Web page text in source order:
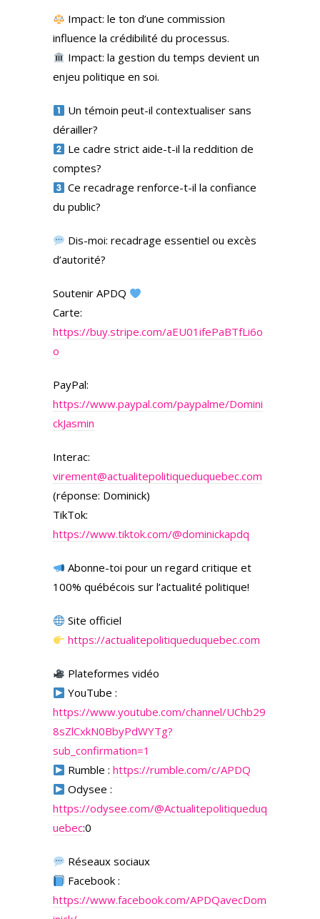
Impact: le ton d’une commission
influence la crédibilité du processus.
Impact: la gestion du temps devient un
enjeu politique en soi.
Un témoin peut-il contextualiser sans
dérailler?
Le cadre strict aide-t-il la reddition de
comptes?
Ce recadrage renforce-t-il la confiance
du public?
Dis-moi: recadrage essentiel ou excès
d’autorité?
Soutenir APDQ
Carte:
https://buy.stripe.com/aEU01ifePaBTfLi6o
o
PayPal:
https://www.paypal.com/paypalme/Domini
ckJasmin
Interac:
virement@actualitepolitiqueduquebec.com
(réponse: Dominick)
TikTok:
https://www.tiktok.com/@dominickapdq
Abonne-toi pour un regard critique et
100% québécois sur l’actualité politique!
Site officiel
https://actualitepolitiqueduquebec.com
Plateformes vidéo
YouTube :
https://www.youtube.com/channel/UChb29
8sZlCxkN0BbyPdWYTg?
sub_confirmation=1
Rumble :https://rumble.com/c/APDQ
Odysee :
https://odysee.com/@Actualitepolitiqueduq
uebec:0
Réseaux sociaux
Facebook :
https://www.facebook.com/APDQavecDom